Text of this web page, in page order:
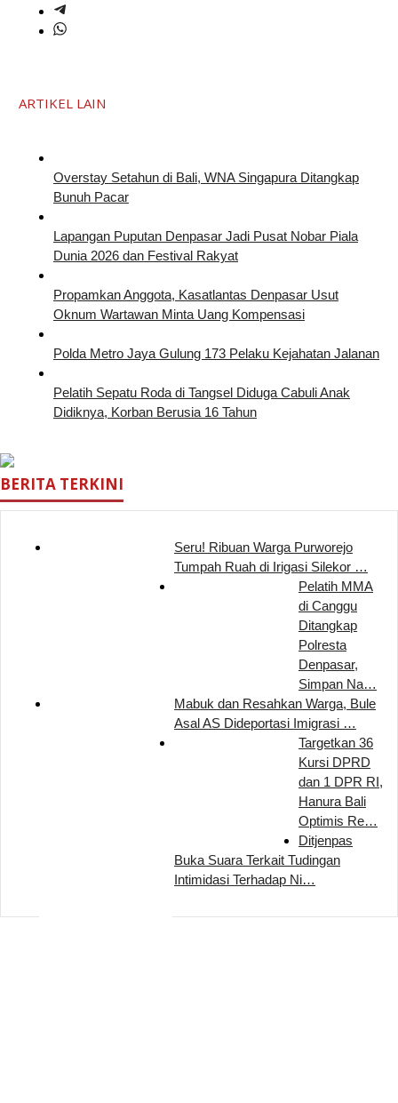
ARTIKEL LAIN
Overstay Setahun di Bali, WNA Singapura Ditangkap
Bunuh Pacar
Lapangan Puputan Denpasar Jadi Pusat Nobar Piala
Dunia 2026 dan Festival Rakyat
Propamkan Anggota, Kasatlantas Denpasar Usut
Oknum Wartawan Minta Uang Kompensasi
Polda Metro Jaya Gulung 173 Pelaku Kejahatan Jalanan
Pelatih Sepatu Roda di Tangsel Diduga Cabuli Anak
Didiknya, Korban Berusia 16 Tahun
BERITA TERKINI
Seru! Ribuan Warga Purworejo
Tumpah Ruah di Irigasi Silekor …
Pelatih MMA
di Canggu
Ditangkap
Polresta
Denpasar,
Simpan Na…
Mabuk dan Resahkan Warga, Bule
Asal AS Dideportasi Imigrasi …
Targetkan 36
Kursi DPRD
dan 1 DPR RI,
Hanura Bali
Optimis Re…
Ditjenpas
Buka Suara Terkait Tudingan
Intimidasi Terhadap Ni…